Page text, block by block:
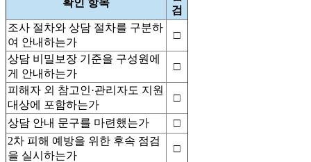
확인 항목
검
조사 절차와 상담 절차를 구분하
여 안내하는가
□
상담 비밀보장 기준을 구성원에
게 안내하는가
□
피해자 외 참고인·관리자도 지원
대상에 포함하는가
□
상담 안내 문구를 마련했는가
□
2차 피해 예방을 위한 후속 점검
을 실시하는가
□